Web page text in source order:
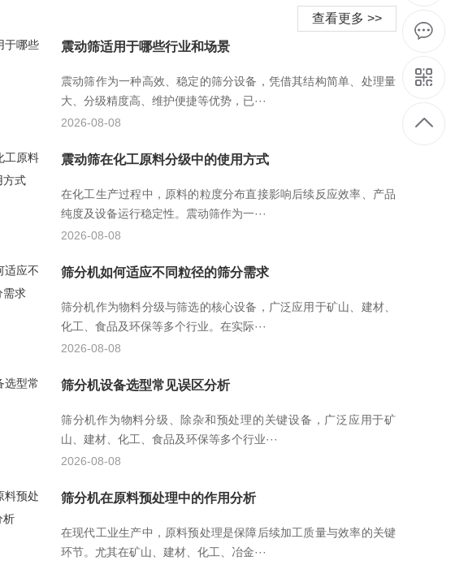
查看更多 >>
震动筛适用于哪些行业和场景
震动筛作为一种高效、稳定的筛分设备，凭借其结构简单、处理量
大、分级精度高、维护便捷等优势，已···
2026-08-08
震动筛在化工原料分级中的使用方式
在化工生产过程中，原料的粒度分布直接影响后续反应效率、产品
纯度及设备运行稳定性。震动筛作为一···
2026-08-08
筛分机如何适应不同粒径的筛分需求
筛分机作为物料分级与筛选的核心设备，广泛应用于矿山、建材、
化工、食品及环保等多个行业。在实际···
2026-08-08
筛分机设备选型常见误区分析
筛分机作为物料分级、除杂和预处理的关键设备，广泛应用于矿
山、建材、化工、食品及环保等多个行业···
2026-08-08
筛分机在原料预处理中的作用分析
在现代工业生产中，原料预处理是保障后续加工质量与效率的关键
环节。尤其在矿山、建材、化工、冶金···